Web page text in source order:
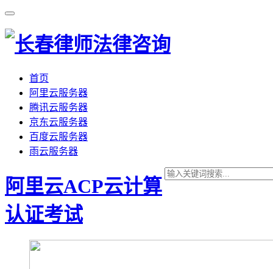
首页
阿里云服务器
腾讯云服务器
京东云服务器
百度云服务器
雨云服务器
阿里云ACP云计算
认证考试